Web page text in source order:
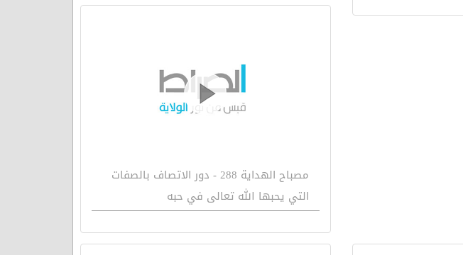
مصباح الهداية 288 - دور الاتصاف بالصفات
التي يحبها الله تعالى في حبه